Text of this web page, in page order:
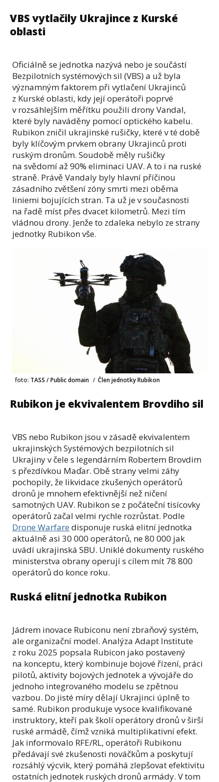
VBS vytlačily Ukrajince z Kurské
oblasti
Oficiálně se jednotka nazývá nebo je součástí
Bezpilotních systémových sil (VBS) a už byla
významným faktorem při vytlačení Ukrajinců
z Kurské oblasti, kdy její operátoři poprvé
v rozsáhlejším měřítku použili drony Vandal,
které byly naváděny pomocí optického kabelu.
Rubikon zničil ukrajinské rušičky, které v té době
byly klíčovým prvkem obrany Ukrajinců proti
ruským dronům. Soudobě měly rušičky
na svědomí až 90% eliminaci UAV. A to i na ruské
straně. Právě Vandaly byly hlavní příčinou
zásadního zvětšení zóny smrti mezi oběma
liniemi bojujících stran. Ta už je v současnosti
na řadě míst přes dvacet kilometrů. Mezi tím
vládnou drony. Jenže to zdaleka nebylo ze strany
jednotky Rubikon vše.
foto: TASS / Public domain / Člen jednotky Rubikon
Rubikon je ekvivalentem Brovdiho sil
VBS nebo Rubikon jsou v zásadě ekvivalentem
ukrajinských Systémových bezpilotních sil
Ukrajiny v čele s legendárním Robertem Brovdim
s přezdívkou Maďar. Obě strany velmi záhy
pochopily, že likvidace zkušených operátorů
dronů je mnohem efektivnější než ničení
samotných UAV. Rubikon se z počáteční tisícovky
operátorů začal velmi rychle rozrůstat. Podle
Drone Warfare disponuje ruská elitní jednotka
aktuálně asi 30 000 operátorů, ne 80 000 jak
uvádí ukrajinská SBU. Uniklé dokumenty ruského
ministerstva obrany operují s cílem mít 78 800
operátorů do konce roku.
Ruská elitní jednotka Rubikon
Jádrem inovace Rubiconu není zbraňový systém,
ale organizační model. Analýza Adapt Institute
z roku 2025 popsala Rubicon jako postavený
na konceptu, který kombinuje bojové řízení, práci
pilotů, aktivity bojových jednotek a vývojáře do
jednoho integrovaného modelu se zpětnou
vazbou. Do jisté míry dělají Ukrajinci úplně to
samé. Rubikon produkuje vysoce kvalifikované
instruktory, kteří pak školí operátory dronů v širší
ruské armádě, čímž vzniká multiplikativní efekt.
Jak informovalo RFE/RL, operátoři Rubikonu
předávají své zkušenosti nováčkům a poskytují
rozsáhlý výcvik, který pomáhá zlepšovat efektivitu
ostatních jednotek ruských dronů armády. V tom